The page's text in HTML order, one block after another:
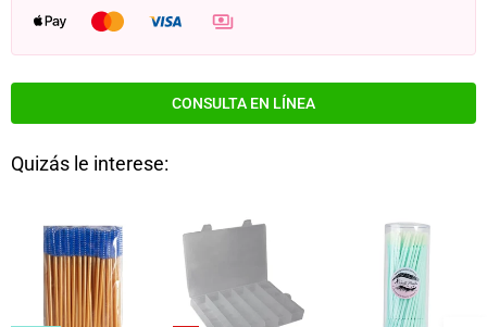
CONSULTA EN LÍNEA
Quizás le interese: